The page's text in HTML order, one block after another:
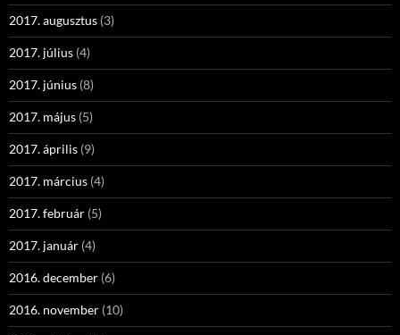
2017. augusztus (3)
2017. július (4)
2017. június (8)
2017. május (5)
2017. április (9)
2017. március (4)
2017. február (5)
2017. január (4)
2016. december (6)
2016. november (10)